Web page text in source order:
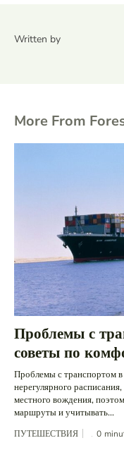
Written by
More From
Проблемы с
советы по
Проблемы с транспортом в
нерегулярного
местного вождения,
маршруты и учитывать...
ПУТЕШЕСТВИЯ 0